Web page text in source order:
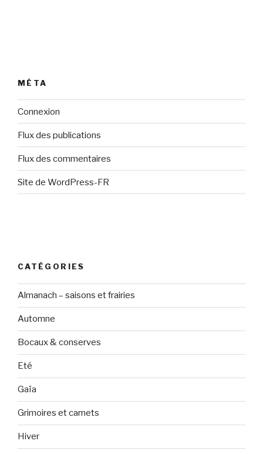
MÉTA
Connexion
Flux des publications
Flux des commentaires
Site de WordPress-FR
CATÉGORIES
Almanach – saisons et frairies
Automne
Bocaux & conserves
Eté
Gaïa
Grimoires et carnets
Hiver